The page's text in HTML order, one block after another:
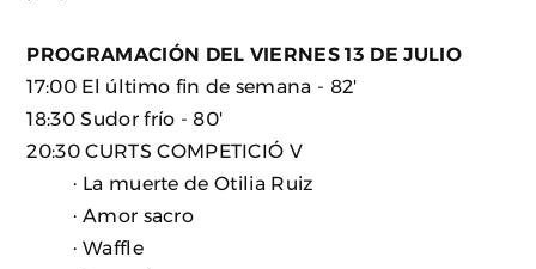
PROGRAMACIÓN DEL VIERNES 13 DE JULIO
17:00 El último fin de semana - 82'
18:30 Sudor frío - 80'
20:30 CURTS COMPETICIÓ V
· La muerte de Otilia Ruiz
· Amor sacro
· Waffle